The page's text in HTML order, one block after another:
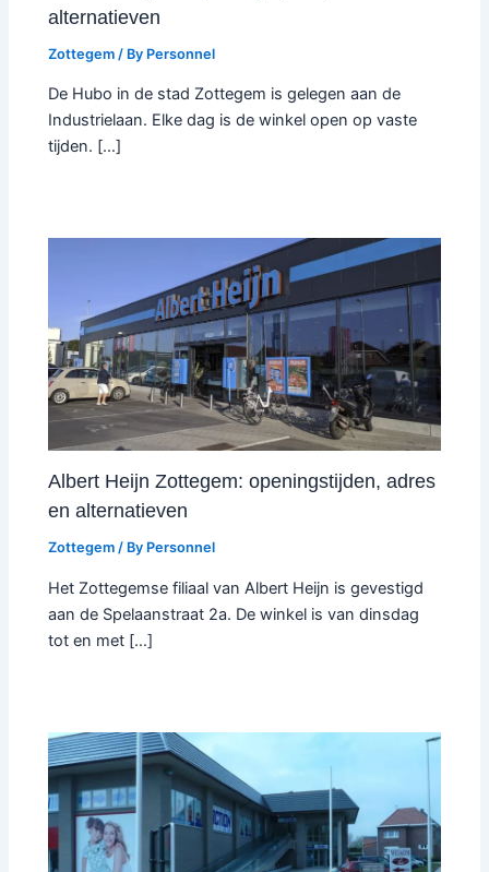
alternatieven
Zottegem / By Personnel
De Hubo in de stad Zottegem is gelegen aan de
Industrielaan. Elke dag is de winkel open op vaste
tijden. […]
Albert Heijn Zottegem: openingstijden, adres
en alternatieven
Zottegem / By Personnel
Het Zottegemse filiaal van Albert Heijn is gevestigd
aan de Spelaanstraat 2a. De winkel is van dinsdag
tot en met […]